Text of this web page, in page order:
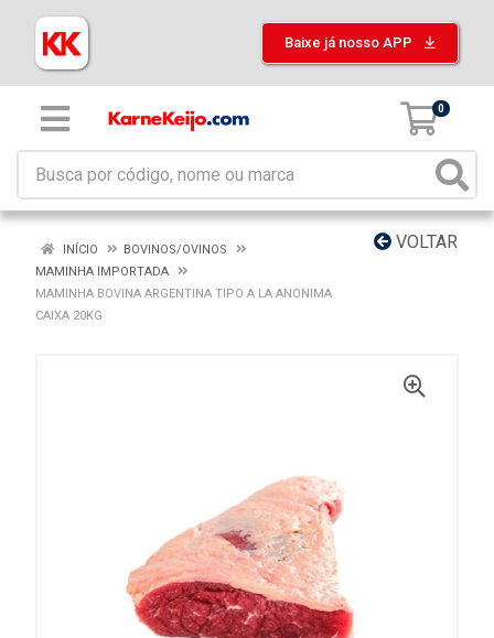
Baixe já nosso APP
0
VOLTAR
INÍCIO
BOVINOS/OVINOS
MAMINHA IMPORTADA
MAMINHA BOVINA ARGENTINA TIPO A LA ANONIMA
CAIXA 20KG